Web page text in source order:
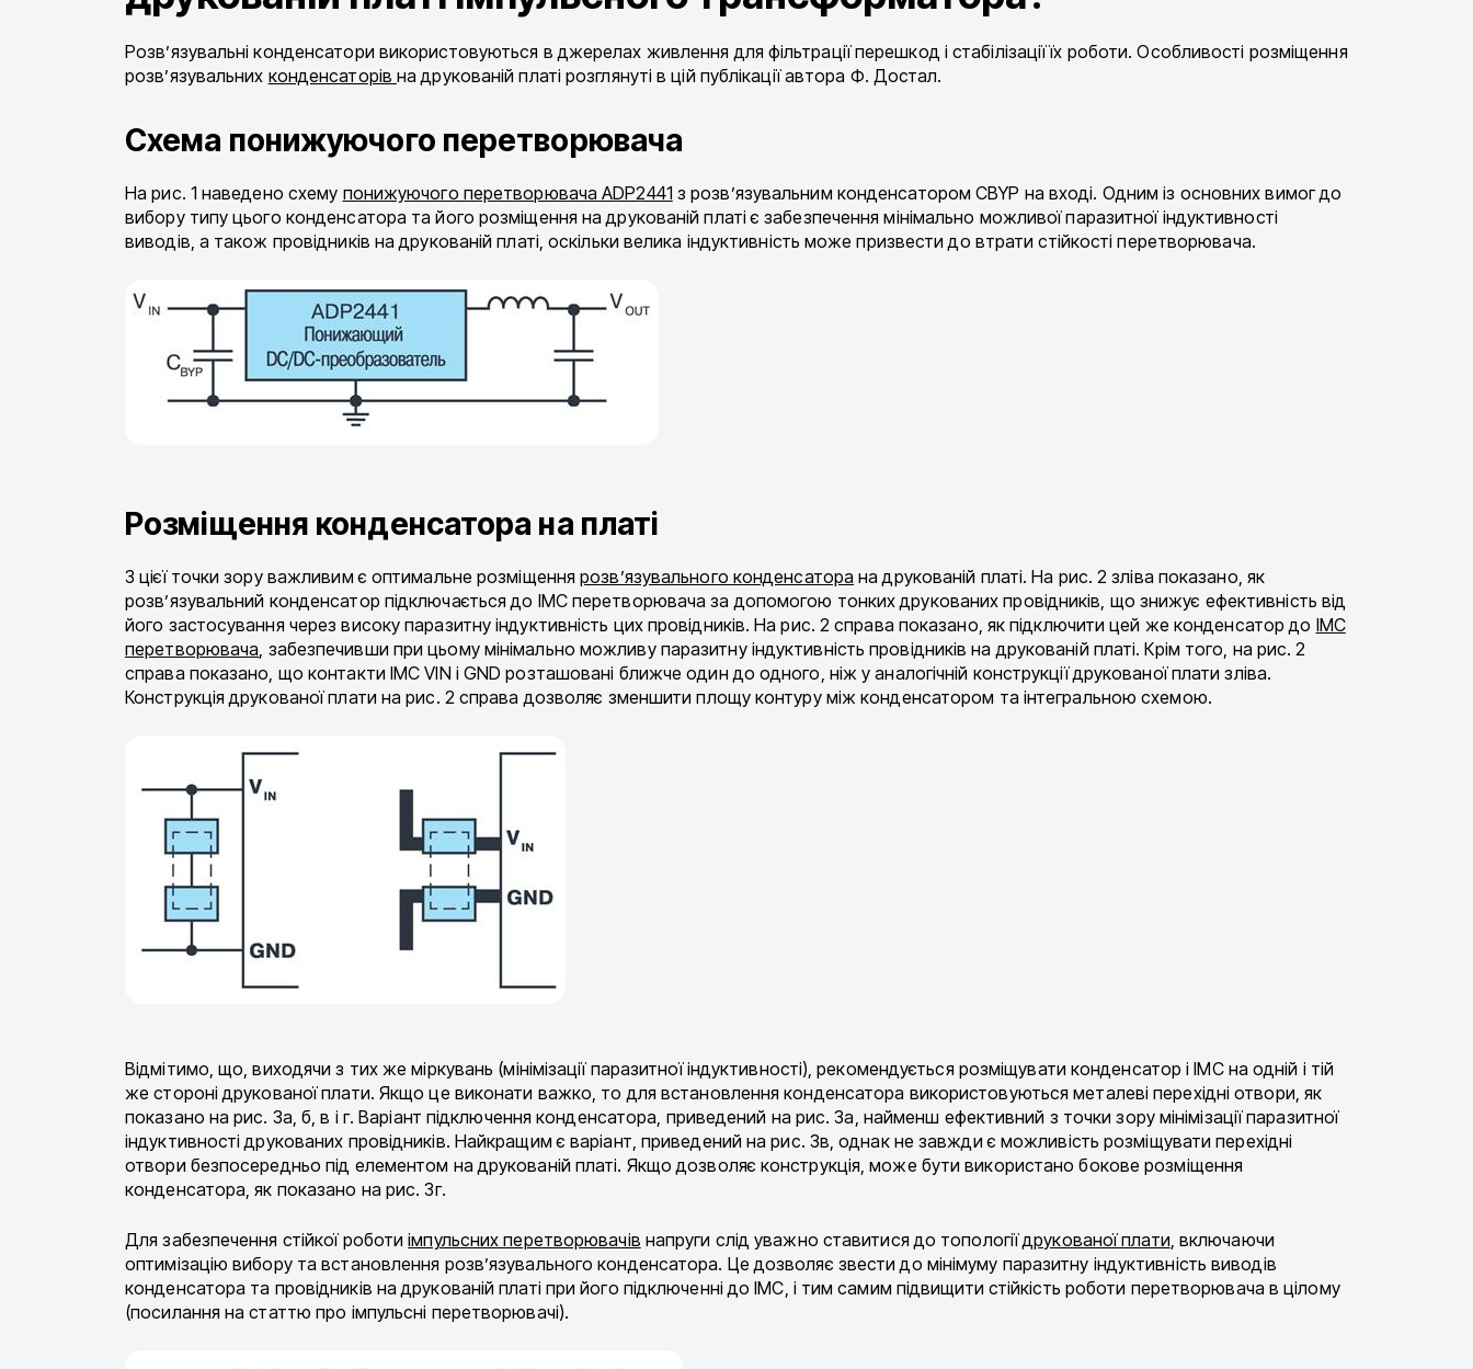
Розв’язувальні конденсатори використовуються в джерелах живлення для фільтрації перешкод і стабілізації їх роботи. Особливості розміщення
розв’язувальних конденсаторівна друкованій платі розглянуті в цій публікації автора Ф. Достал.
Схема понижуючого перетворювача
На рис. 1 наведено схему понижуючого перетворювача ADP2441 з розв’язувальним конденсатором CBYP на вході. Одним із основних вимог до
вибору типу цього конденсатора та його розміщення на друкованій платі є забезпечення мінімально можливої паразитної індуктивності
виводів, а також провідників на друкованій платі, оскільки велика індуктивність може призвести до втрати стійкості перетворювача.
Розміщення конденсатора на платі
З цієї точки зору важливим є оптимальне розміщеннярозв’язувального конденсатора на друкованій платі. На рис. 2 зліва показано, як
розв’язувальний конденсатор підключається до ІМС перетворювача за допомогою тонких друкованих провідників, що знижує ефективність від
його застосування через високу паразитну індуктивність цих провідників. На рис. 2 справа показано, як підключити цей же конденсатор до ІМС
перетворювача, забезпечивши при цьому мінімально можливу паразитну індуктивність провідників на друкованій платі. Крім того, на рис. 2
справа показано, що контакти ІМС VIN і GND розташовані ближче один до одного, ніж у аналогічній конструкції друкованої плати зліва.
Конструкція друкованої плати на рис. 2 справа дозволяє зменшити площу контуру між конденсатором та інтегральною схемою.
Відмітимо, що, виходячи з тих же міркувань (мінімізації паразитної індуктивності), рекомендується розміщувати конденсатор і ІМС на одній і тій
же стороні друкованої плати. Якщо це виконати важко, то для встановлення конденсатора використовуються металеві перехідні отвори, як
показано на рис. 3а, б, в і г. Варіант підключення конденсатора, приведений на рис. 3а, найменш ефективний з точки зору мінімізації паразитної
індуктивності друкованих провідників. Найкращим є варіант, приведений на рис. 3в, однак не завжди є можливість розміщувати перехідні
отвори безпосередньо під елементом на друкованій платі. Якщо дозволяє конструкція, може бути використано бокове розміщення
конденсатора, як показано на рис. 3г.
Для забезпечення стійкої роботиімпульсних перетворювачів напруги слід уважно ставитися до топологіїдрукованої плати, включаючи
оптимізацію вибору та встановлення розв’язувального конденсатора. Це дозволяє звести до мінімуму паразитну індуктивність виводів
конденсатора та провідників на друкованій платі при його підключенні до ІМС, і тим самим підвищити стійкість роботи перетворювача в цілому
(посилання на статтю про імпульсні перетворювачі).